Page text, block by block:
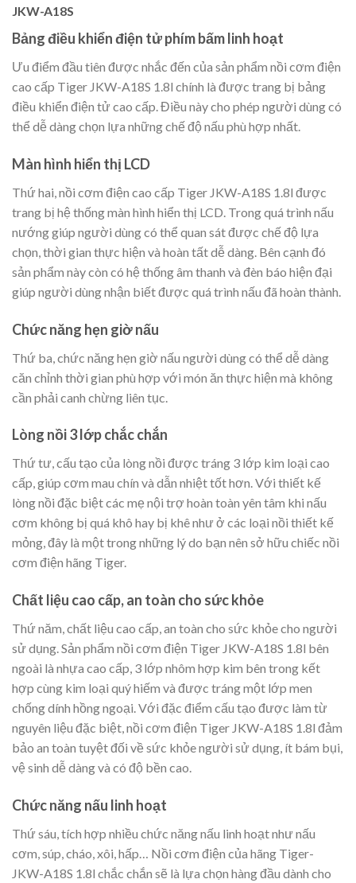
JKW-A18S
Bảng điều khiển điện tử phím bấm linh hoạt
Ưu điểm đầu tiên được nhắc đến của sản phẩm nồi cơm điện
cao cấp Tiger JKW-A18S 1.8l chính là được trang bị bảng
điều khiển điện tử cao cấp. Điều này cho phép người dùng có
thể dễ dàng chọn lựa những chế độ nấu phù hợp nhất.
Màn hình hiển thị LCD
Thứ hai, nồi cơm điện cao cấp Tiger JKW-A18S 1.8l được
trang bị hệ thống màn hình hiển thị LCD. Trong quá trình nấu
nướng giúp người dùng có thể quan sát được chế độ lựa
chọn, thời gian thực hiện và hoàn tất dễ dàng. Bên cạnh đó
sản phẩm này còn có hệ thống âm thanh và đèn báo hiện đại
giúp người dùng nhận biết được quá trình nấu đã hoàn thành.
Chức năng hẹn giờ nấu
Thứ ba, chức năng hẹn giờ nấu người dùng có thể dễ dàng
căn chỉnh thời gian phù hợp với món ăn thực hiện mà không
cần phải canh chừng liên tục.
Lòng nồi 3 lớp chắc chắn
Thứ tư, cấu tạo của lòng nồi được tráng 3 lớp kim loại cao
cấp, giúp cơm mau chín và dẫn nhiệt tốt hơn. Với thiết kế
lòng nồi đặc biệt các mẹ nội trợ hoàn toàn yên tâm khi nấu
cơm không bị quá khô hay bị khê như ở các loại nồi thiết kế
mỏng, đây là một trong những lý do bạn nên sở hữu chiếc nồi
cơm điện hãng Tiger.
Chất liệu cao cấp, an toàn cho sức khỏe
Thứ năm, chất liệu cao cấp, an toàn cho sức khỏe cho người
sử dụng. Sản phẩm nồi cơm điện Tiger JKW-A18S 1.8l bên
ngoài là nhựa cao cấp, 3 lớp nhôm hợp kim bên trong kết
hợp cùng kim loại quý hiếm và được tráng một lớp men
chống dính hồng ngoại. Với đặc điểm cấu tạo được làm từ
nguyên liệu đặc biệt, nồi cơm điện Tiger JKW-A18S 1.8l đảm
bảo an toàn tuyệt đối về sức khỏe người sử dụng, ít bám bụi,
vệ sinh dễ dàng và có độ bền cao.
Chức năng nấu linh hoạt
Thứ sáu, tích hợp nhiều chức năng nấu linh hoạt như nấu
cơm, súp, cháo, xôi, hấp… Nồi cơm điện của hãng Tiger-
JKW-A18S 1.8l chắc chắn sẽ là lựa chọn hàng đầu dành cho